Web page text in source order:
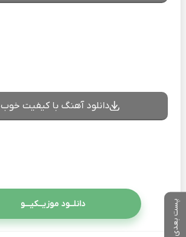
پست بعدی
دانلود آهنگ با کیفیت خوب 128
دانلــود موزیــکیـــو